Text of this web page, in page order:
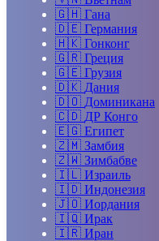
🇬🇭 Гана
🇩🇪 Германия
🇭🇰 Гонконг
🇬🇷 Греция
🇬🇪 Грузия
🇩🇰 Дания
🇩🇴 Доминикана
🇨🇩 ДР Конго
🇪🇬 Египет
🇿🇲 Замбия
🇿🇼 Зимбабве
🇮🇱 Израиль
🇮🇩 Индонезия
🇯🇴 Иордания
🇮🇶 Ирак
🇮🇷 Иран